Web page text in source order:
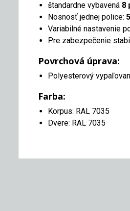
štandardne vybavená 8
Nosnosť jednej police:
Variabilné nastavenie
Pre zabezpečenie
Povrchová úprava:
Polyesterový
Farba:
Korpus: RAL 7035
Dvere: RAL 7035